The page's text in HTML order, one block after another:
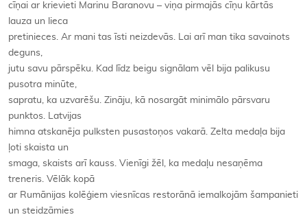
cīņai ar krievieti Marinu Baranovu – viņa pirmajās cīņu kārtās
lauza un lieca
pretinieces. Ar mani tas īsti neizdevās. Lai arī man tika savainots
deguns,
jutu savu pārspēku. Kad līdz beigu signālam vēl bija palikusu
pusotra minūte,
sapratu, ka uzvarēšu. Zināju, kā nosargāt minimālo pārsvaru
punktos. Latvijas
himna atskanēja pulksten pusastoņos vakarā. Zelta medaļa bija
ļoti skaista un
smaga, skaists arī kauss. Vienīgi žēl, ka medaļu nesaņēma
treneris. Vēlāk kopā
ar Rumānijas kolēģiem viesnīcas restorānā iemalkojām šampanieti
un steidzāmies